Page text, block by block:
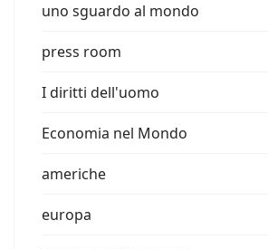
uno sguardo al mondo
press room
I diritti dell'uomo
Economia nel Mondo
americhe
europa